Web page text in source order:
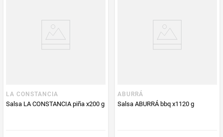
Producto (kg)
LA CONSTANCIA
Salsa LA CONSTANCIA piña x200 g
ABURRÁ
Salsa ABURRÁ bbq x1120 g